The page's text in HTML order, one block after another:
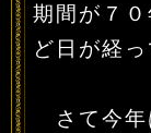
期間が７
ど日が経っ
さて今年